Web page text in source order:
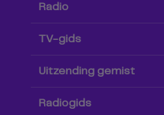
Radio
TV-gids
Uitzending gemist
Radiogids